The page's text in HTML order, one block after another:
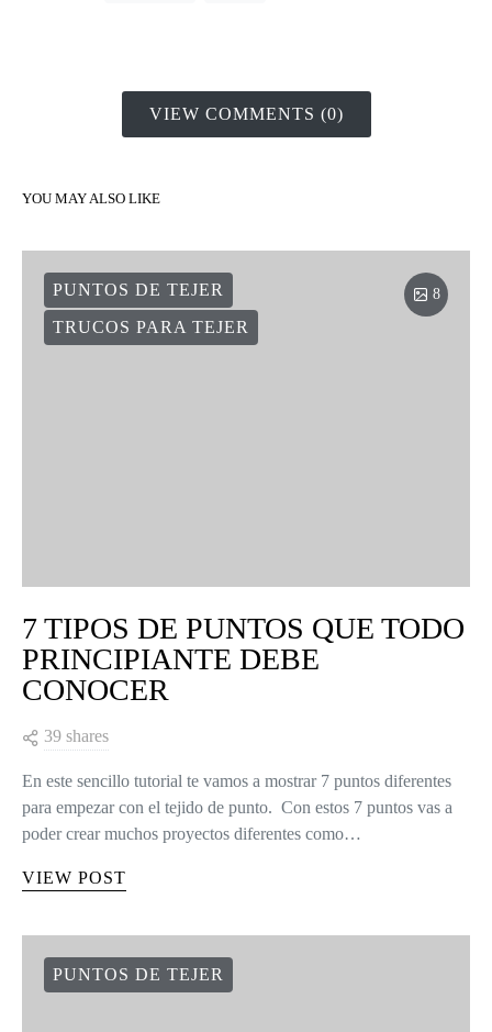
VIEW COMMENTS (0)
YOU MAY ALSO LIKE
PUNTOS DE TEJER
TRUCOS PARA TEJER
8
7 TIPOS DE PUNTOS QUE TODO
PRINCIPIANTE DEBE
CONOCER
39 shares
En este sencillo tutorial te vamos a mostrar 7 puntos diferentes
para empezar con el tejido de punto. Con estos 7 puntos vas a
poder crear muchos proyectos diferentes como…
VIEW POST
PUNTOS DE TEJER